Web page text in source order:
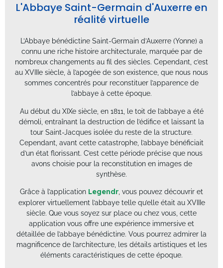
L'Abbaye Saint-Germain d'Auxerre en
réalité virtuelle
L’Abbaye bénédictine Saint-Germain d’Auxerre (Yonne) a
connu une riche histoire architecturale, marquée par de
nombreux changements au fil des siècles. Cependant, c’est
au XVIIIe siècle, à l’apogée de son existence, que nous nous
sommes concentrés pour reconstituer l’apparence de
l’abbaye à cette époque.
Au début du XIXe siècle, en 1811, le toit de l’abbaye a été
démoli, entraînant la destruction de l’édifice et laissant la
tour Saint-Jacques isolée du reste de la structure.
Cependant, avant cette catastrophe, l’abbaye bénéficiait
d’un état florissant. C’est cette période précise que nous
avons choisie pour la reconstitution en images de
synthèse.
Grâce à l’application Legendr , vous pouvez découvrir et
explorer virtuellement l’abbaye telle qu’elle était au XVIIIe
siècle. Que vous soyez sur place ou chez vous, cette
application vous offre une expérience immersive et
détaillée de l’abbaye bénédictine. Vous pourrez admirer la
magnificence de l’architecture, les détails artistiques et les
éléments caractéristiques de cette époque.